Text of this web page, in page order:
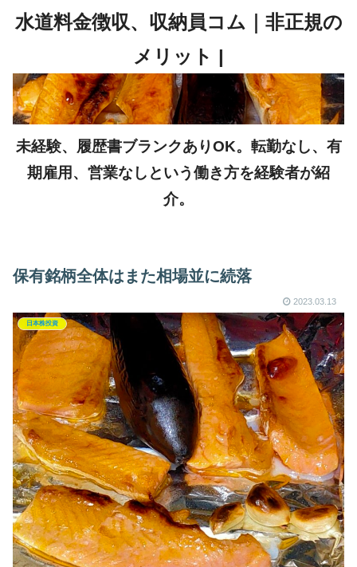
未経験、履歴書ブランクありOK。転勤なし、有
期雇用、営業なしという働き方を経験者が紹
介。
保有銘柄全体はまた相場並に続落
2023.03.13
日本株投資